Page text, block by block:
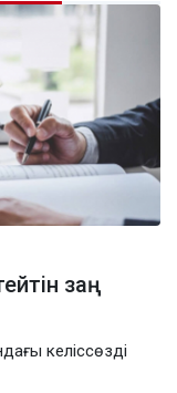
заң
келіссөзді